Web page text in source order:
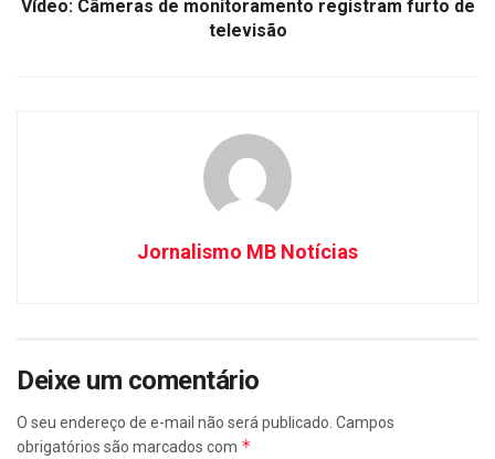
Vídeo: Câmeras de monitoramento registram furto de
televisão
Jornalismo MB Notícias
Deixe um comentário
O seu endereço de e-mail não será publicado. Campos
obrigatórios são marcados com *